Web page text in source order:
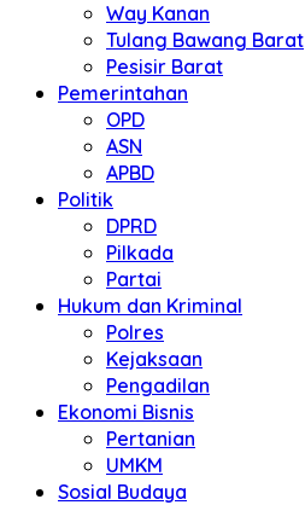
Way Kanan
Tulang Bawang Barat
Pesisir Barat
Pemerintahan
OPD
ASN
APBD
Politik
DPRD
Pilkada
Partai
Hukum dan Kriminal
Polres
Kejaksaan
Pengadilan
Ekonomi Bisnis
Pertanian
UMKM
Sosial Budaya